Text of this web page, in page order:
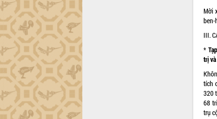
Mời
III.
*
trị
tích
320
68
trụ